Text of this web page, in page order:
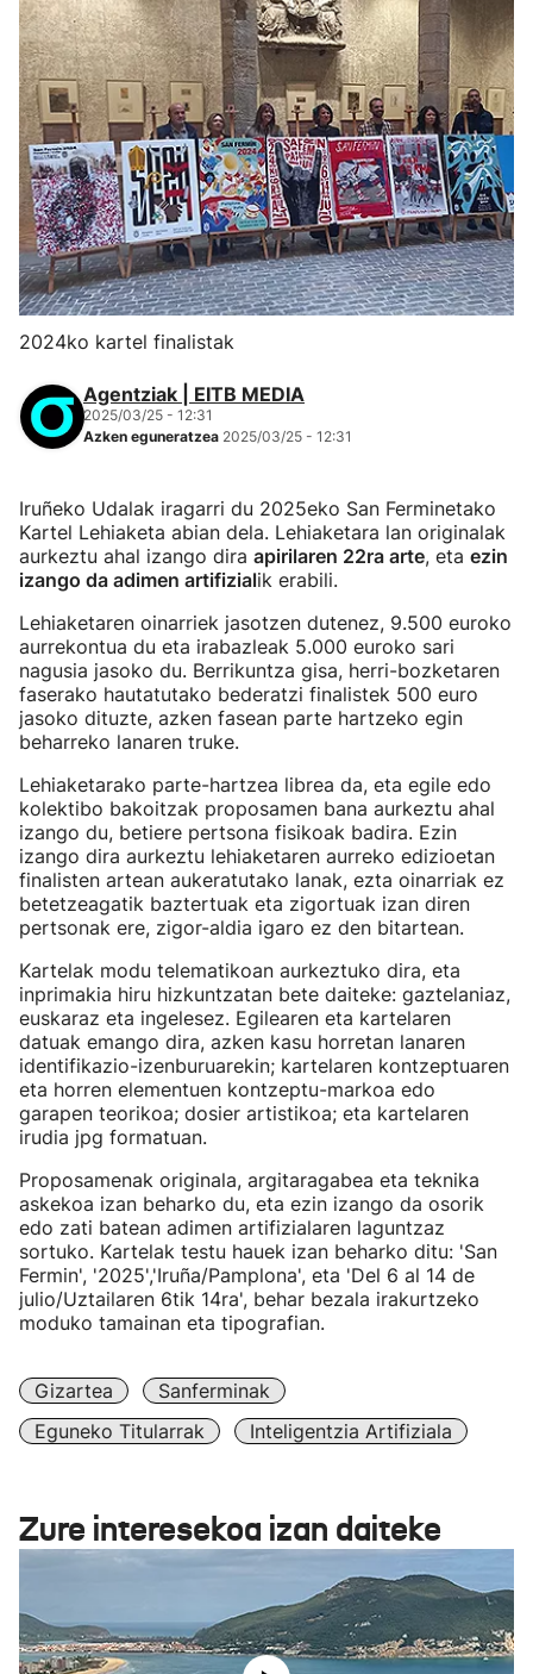
2024ko kartel finalistak
Agentziak | EITB MEDIA
2025/03/25 - 12:31
Azken eguneratzea 2025/03/25 - 12:31
Iruñeko Udalak iragarri du 2025eko San Ferminetako
Kartel Lehiaketa abian dela. Lehiaketara lan originalak
aurkeztu ahal izango dira apirilaren 22ra arte, eta ezin
izango da adimen artifizialik erabili.
Lehiaketaren oinarriek jasotzen dutenez, 9.500 euroko
aurrekontua du eta irabazleak 5.000 euroko sari
nagusia jasoko du. Berrikuntza gisa, herri-bozketaren
faserako hautatutako bederatzi finalistek 500 euro
jasoko dituzte, azken fasean parte hartzeko egin
beharreko lanaren truke.
Lehiaketarako parte-hartzea librea da, eta egile edo
kolektibo bakoitzak proposamen bana aurkeztu ahal
izango du, betiere pertsona fisikoak badira. Ezin
izango dira aurkeztu lehiaketaren aurreko edizioetan
finalisten artean aukeratutako lanak, ezta oinarriak ez
betetzeagatik baztertuak eta zigortuak izan diren
pertsonak ere, zigor-aldia igaro ez den bitartean.
Kartelak modu telematikoan aurkeztuko dira, eta
inprimakia hiru hizkuntzatan bete daiteke: gaztelaniaz,
euskaraz eta ingelesez. Egilearen eta kartelaren
datuak emango dira, azken kasu horretan lanaren
identifikazio-izenburuarekin; kartelaren kontzeptuaren
eta horren elementuen kontzeptu-markoa edo
garapen teorikoa; dosier artistikoa; eta kartelaren
irudia jpg formatuan.
Proposamenak originala, argitaragabea eta teknika
askekoa izan beharko du, eta ezin izango da osorik
edo zati batean adimen artifizialaren laguntzaz
sortuko. Kartelak testu hauek izan beharko ditu: 'San
Fermin', '2025','Iruña/Pamplona', eta 'Del 6 al 14 de
julio/Uztailaren 6tik 14ra', behar bezala irakurtzeko
moduko tamainan eta tipografian.
Gizartea
Sanferminak
Eguneko Titularrak
Inteligentzia Artifiziala
Zure interesekoa izan daiteke